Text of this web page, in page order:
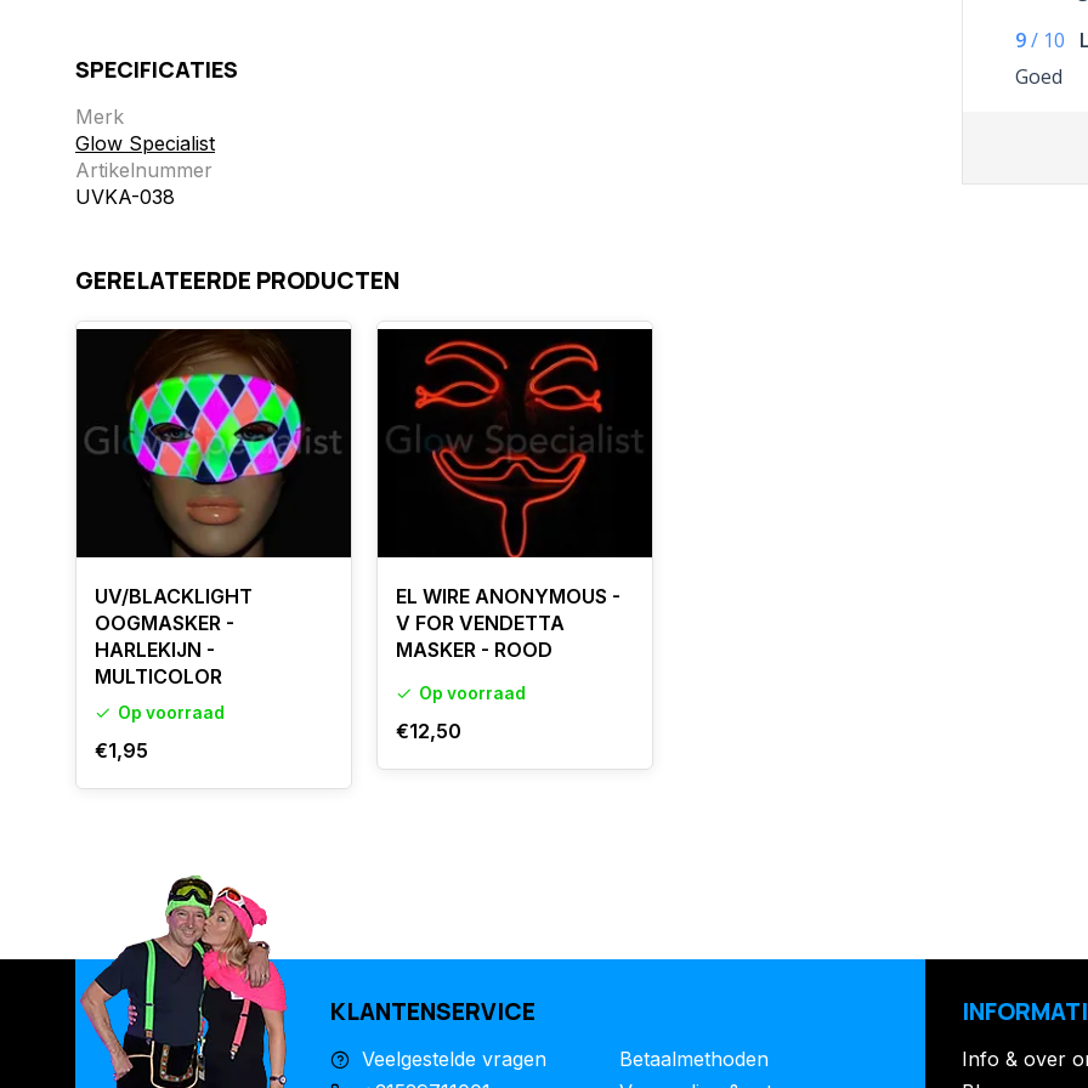
SPECIFICATIES
Merk
Glow Specialist
Artikelnummer
UVKA-038
gegaan
9/ 10
Goed
GERELATEERDE PRODUCTEN
UV/BLACKLIGHT
OOGMASKER -
HARLEKIJN -
MULTICOLOR
Op voorraad
€1,95
EL WIRE ANONYMOUS -
V FOR VENDETTA
MASKER - ROOD
Op voorraad
€12,50
KLANTENSERVICE
Veelgestelde vragen
Betaalmethoden
Info & over